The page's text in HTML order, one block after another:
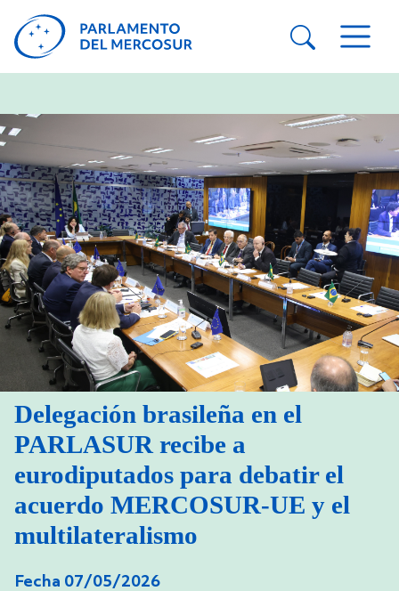
Delegación brasileña en el
PARLASUR recibe a
eurodiputados para debatir el
acuerdo MERCOSUR-UE y el
multilateralismo
Fecha 07/05/2026